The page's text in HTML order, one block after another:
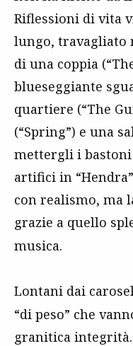
Riflessioni di vita
lungo, travagliato
di una coppia
blueseggiante
quartiere (“The
(“Spring”) e una
mettergli i
artifici in
con realismo, ma
grazie a quello
musica.
Lontani dai
“di peso” che
granitica